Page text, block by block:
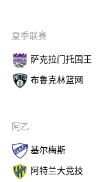
夏季联赛
萨克拉门托国王
布鲁克林篮网
阿乙
基尔梅斯
阿特兰大竞技